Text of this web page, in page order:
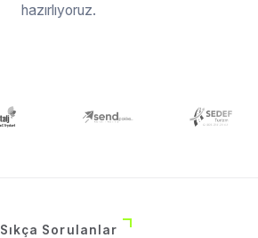
hazırlıyoruz.
Sıkça Sorulanlar